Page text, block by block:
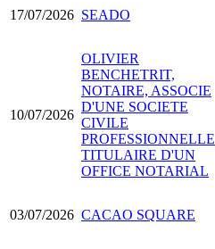
17/07/2026 SEADO
10/07/2026
OLIVIER
BENCHETRIT,
NOTAIRE, ASSOCIE
D'UNE SOCIETE
CIVILE
PROFESSIONNELLE
TITULAIRE D'UN
OFFICE NOTARIAL
03/07/2026 CACAO SQUARE